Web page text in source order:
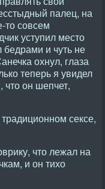
палец, на
то совсем
уступил место
бедрами и чуть не
охнул, глаза
теперь я увидел
что он шепчет,
сексе,
что лежал на
и он тихо